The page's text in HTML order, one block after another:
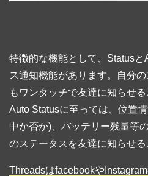
特徴的な機能として、Statusと
ス通知機能があります。自分
もワンタッチで友達に知らせ
Auto Statusに至っては、位置
中か否か)、バッテリー残量等
のステータスを友達に知らせる
Threadsはfacebookや